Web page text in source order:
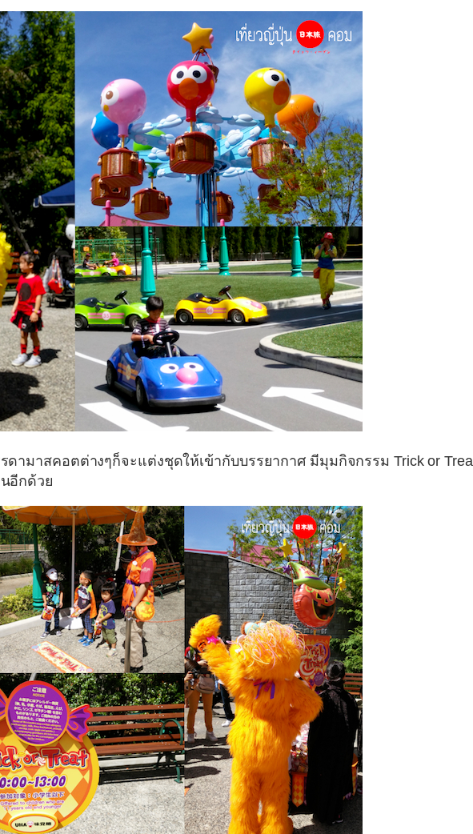
ดามาสคอตต่างๆก็จะแต่งชุดให้เข้ากับบรรยากาศ มีมุมกิจกรรม Trick or
อีกด้วย